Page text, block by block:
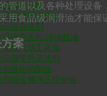
品级液压油
品级通用润滑油
品级脱模剂
品级空压机/冷冻机油
品级气动工具油
品级零件清洗剂
品级铝切削油
品级金属冲压拉伸油
管道以及各种处理设备
用食品级润滑油才能保
案